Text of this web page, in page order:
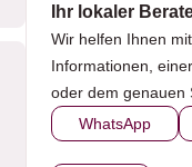
Ihr lokaler
Wir helfen Ihnen
Informationen,
oder dem genauen
WhatsApp